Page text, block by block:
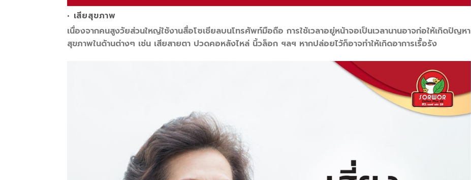
• เสียสุขภาพ
เนื่องจากคนสูงวัยส่วนใหญ่ใช้งานสื่อโซเชียลบนโทรศัพท์มือถือ การใช้เวลาอยู่หน้าจอเป็นเวลานานอาจก่อให้เกิดปัญหา
สุขภาพในด้านต่างๆ เช่น เสียสายตา ปวดคอหลังไหล่ นิ้วล็อก ฯลฯ หากปล่อยไว้ก็อาจทำให้เกิดอาการเรื้อรัง